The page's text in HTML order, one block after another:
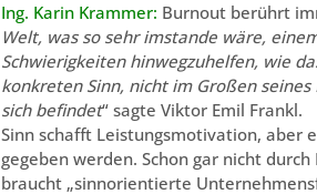
Ing. Karin Krammer: Burnout berührt
Welt, was so sehr imstande wäre,
Schwierigkeiten hinwegzuhelfen, wie
konkreten Sinn, nicht im Großen
sich befindet“ sagte Viktor Emil Frankl.
Sinn schafft Leistungsmotivation, aber
gegeben werden. Schon gar nicht
braucht „sinnorientierte